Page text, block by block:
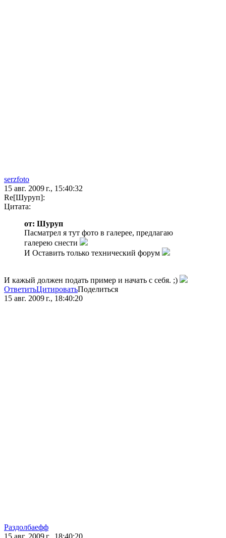
serzfoto
15 авг. 2009 г., 15:40:32
Re[Шуруп]:
Цитата:
от: Шуруп
Пасматрел я тут фото в галерее, предлагаю
галерею снести
И Оставить только технический форум
И кажый должен подать пример и начать с себя. ;)
ОтветитьЦитироватьПоделиться
15 авг. 2009 г., 18:40:20
Раздолбаефф